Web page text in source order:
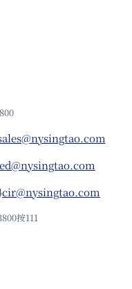
cir@nysingtao.com
按111